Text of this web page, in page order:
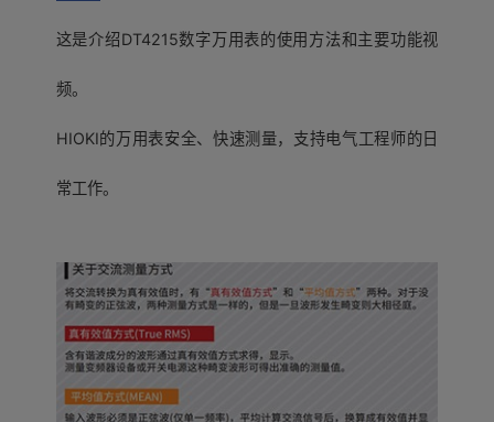
这是介绍DT4215数字万用表的使用方法和主要功能视
频。
HIOKI的万用表安全、快速测量，支持电气工程师的日
常工作。